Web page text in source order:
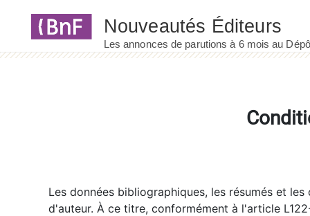
Les données bibliographiques, les résumés et
d'auteur. À ce titre, conformément à l'article